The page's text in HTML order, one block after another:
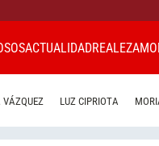
ACTUALIDADREALEZA
VÁZQUEZ LUZ CIPRIOTA